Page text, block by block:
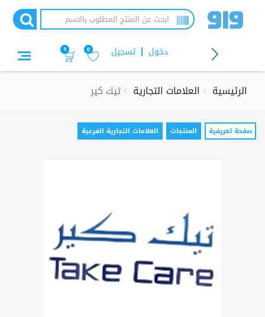
تسجيل دخول 0
0
الرئيسية العلامات التجارية تيك كير
التبويبات
صفحة تعريفية (علامة
التبويب
المنتجات العلامات التجارية الفرعية